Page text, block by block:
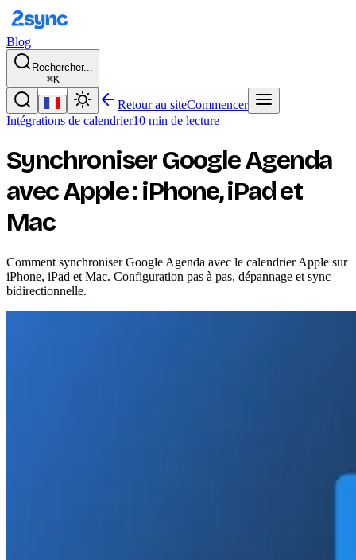
Blog
Rechercher...
⌘K
Retour au siteCommencer
Intégrations de calendrier10 min de lecture
Synchroniser Google Agenda
avec Apple : iPhone, iPad et
Mac
Comment synchroniser Google Agenda avec le calendrier Apple sur
iPhone, iPad et Mac. Configuration pas à pas, dépannage et sync
bidirectionnelle.